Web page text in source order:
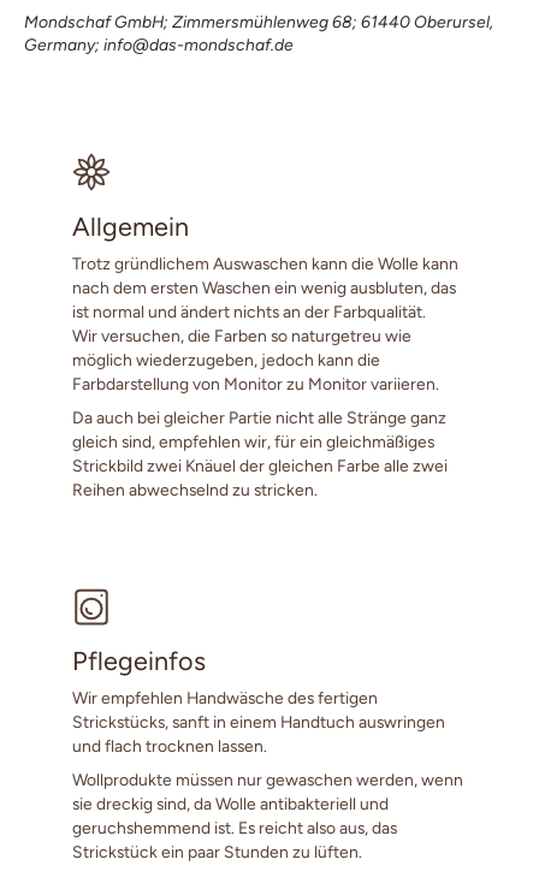
Mondschaf GmbH; Zimmersmühlenweg 68; 61440 Oberursel,
Germany; info@das-mondschaf.de
Allgemein
Trotz gründlichem Auswaschen kann die Wolle kann
nach dem ersten Waschen ein wenig ausbluten, das
ist normal und ändert nichts an der Farbqualität.
Wir versuchen, die Farben so naturgetreu wie
möglich wiederzugeben, jedoch kann die
Farbdarstellung von Monitor zu Monitor variieren.
Da auch bei gleicher Partie nicht alle Stränge ganz
gleich sind, empfehlen wir, für ein gleichmäßiges
Strickbild zwei Knäuel der gleichen Farbe alle zwei
Reihen abwechselnd zu stricken.
Pflegeinfos
Wir empfehlen Handwäsche des fertigen
Strickstücks, sanft in einem Handtuch auswringen
und flach trocknen lassen.
Wollprodukte müssen nur gewaschen werden, wenn
sie dreckig sind, da Wolle antibakteriell und
geruchshemmend ist. Es reicht also aus, das
Strickstück ein paar Stunden zu lüften.